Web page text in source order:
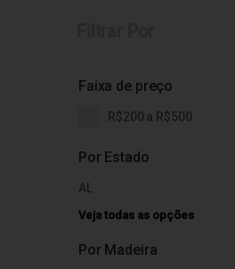
Por Estado
AL
Veja todas as opções
Por Madeira
Faixa de preço
R$200 a R$500